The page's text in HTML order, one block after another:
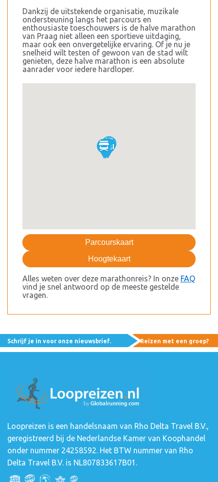
Dankzij de uitstekende organisatie, muzikale
ondersteuning langs het parcours en
enthousiaste toeschouwers is de halve marathon
van Praag niet alleen een sportieve uitdaging,
maar ook een onvergetelijke ervaring. Of je nu je
snelheid wilt testen of gewoon van de stad wilt
genieten, deze halve marathon is een absolute
aanrader voor iedere hardloper.
Parcourskaart
Hoogtekaart
Alles weten over deze marathonreis? In onze FAQ
vind je snel antwoord op de meeste gestelde
vragen.
Schrijf je in voor onze nieuwsbrief. Reizen met een groep?
Loopreizen is een handelsnaam van Rho Delta Travel B.V.,
geregistreerd bij de Nederlandse Kamer van Koophandel
onder nummer 24258592. Het BTW nummer van Rho
Delta Travel B.V. is NL807833617B01.